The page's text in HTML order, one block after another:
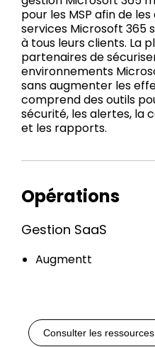
pour les MSP afin de
services Microsoft 365
à tous leurs clients. La
partenaires de
environnements
sans augmenter les
comprend des outils
sécurité, les alertes, la
et les rapports.
Opérations
Gestion SaaS
Augmentt
Consulter les